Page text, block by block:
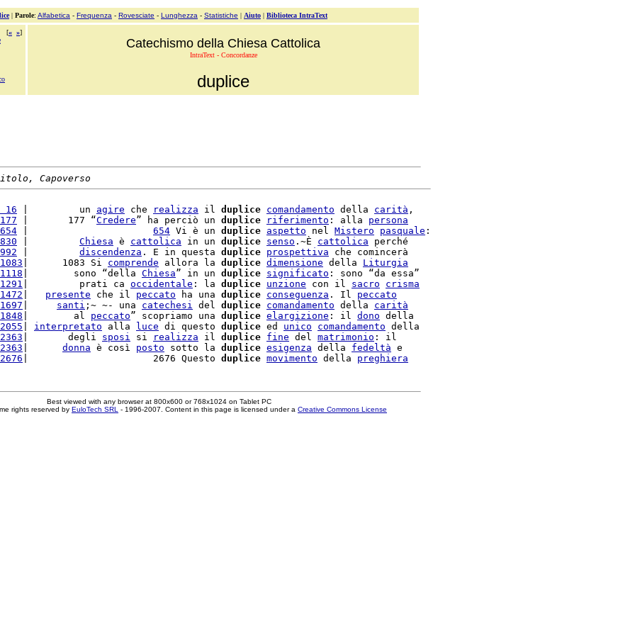
| Parole: Alfabetica - Frequenza - Rovesciate - Lunghezza - Statistiche | Aiuto | Biblioteca IntraText
[« »]
Catechismo della Chiesa Cattolica
IntraText - Concordanze
duplice
Capoverso
|         un agire che realizza il duplice comandamento della carità ,
|       177 “Credere” ha perciò un duplice riferimento : alla persona
654 Vi è un duplice aspetto nel Mistero pasquale :
Chiesa è cattolica in un duplice senso .~È cattolica perché
discendenza . E in questa duplice prospettiva che comincerà
|      1083 Si comprende allora la duplice dimensione della Liturgia
|        sono “della Chiesa” in un duplice significato : sono “da essa”
|         prati ca occidentale : la duplice unzione con il sacro
crisma
presente che il peccato ha una duplice conseguenza . Il peccato
santi ;~ ~- una catechesi del duplice comandamento della carità
|        al peccato” scopriamo una duplice elargizione : il dono della
interpretato alla luce di questo duplice ed unico comandamento della
|       degli sposi si realizza il duplice fine del matrimonio : il
donna è così posto sotto la duplice esigenza della fedeltà e
|                      2676 Questo duplice movimento della preghiera
Best viewed with any browser at 800x600 or 768x1024 on Tablet PC
rights reserved by EuloTech SRL - 1996-2007. Content in this page is licensed under a Creative Commons License